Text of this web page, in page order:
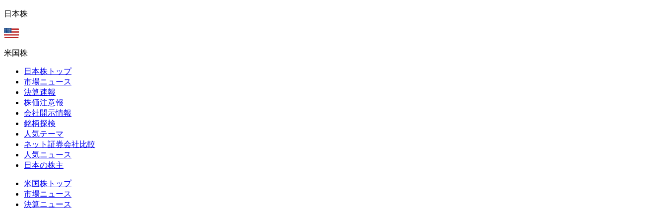
日本株
米国株
日本株トップ
市場ニュース
決算速報
株価注意報
会社開示情報
銘柄探検
人気テーマ
ネット証券会社比較
人気ニュース
日本の株主
米国株トップ
市場ニュース
決算ニュース